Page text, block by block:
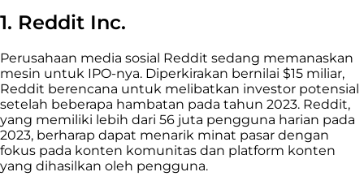
1. Reddit Inc.
Perusahaan media sosial Reddit sedang memanaskan
mesin untuk IPO-nya. Diperkirakan bernilai $15 miliar,
Reddit berencana untuk melibatkan investor potensial
setelah beberapa hambatan pada tahun 2023. Reddit,
yang memiliki lebih dari 56 juta pengguna harian pada
2023, berharap dapat menarik minat pasar dengan
fokus pada konten komunitas dan platform konten
yang dihasilkan oleh pengguna.